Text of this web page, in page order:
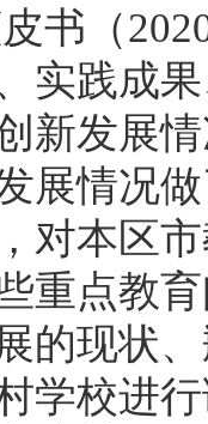
书（
实践成
新发展
展情况
对本区
重点教
的现状
学校进